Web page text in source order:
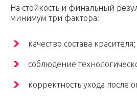
На стойкость и финальный
минимум три фактора:
качество состава красителя;
соблюдение
корректность ухода после